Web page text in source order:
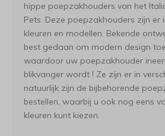
hippe poepzakhouders van het
Pets. Deze poepzakhouders zijn er
kleuren en modellen. Bekende
best gedaan om modern design
waardoor uw poepzakhouder
blikvanger wordt ! Ze zijn er in
natuurlijk zijn de bijbehorende
bestellen, waarbij u ook nog eens
kleuren kunt kiezen.